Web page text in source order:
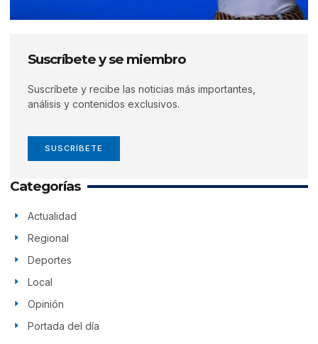
Suscríbete y se miembro
Suscríbete y recibe las noticias más importantes,
análisis y contenidos exclusivos.
SUSCRÍBETE
Categorías
Actualidad
Regional
Deportes
Local
Opinión
Portada del día